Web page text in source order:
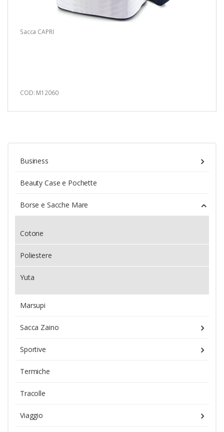
Sacca CAPRI
COD: M12060
Business
Beauty Case e Pochette
Borse e Sacche Mare
Cotone
Poliestere
Yuta
Marsupi
Sacca Zaino
Sportive
Termiche
Tracolle
Viaggio